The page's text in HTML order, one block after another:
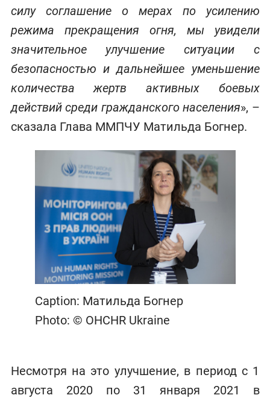
силу соглашение о мерах по усилению
режима прекращения огня, мы увидели
значительное улучшение ситуации с
безопасностью и дальнейшее уменьшение
количества жертв активных боевых
действий среди гражданского населения», –
сказала Глава ММПЧУ Матильда Богнер.
Caption: Матильда Богнер
Photo: © OHCHR Ukraine
Несмотря на это улучшение, в период с 1
августа 2020 по 31 января 2021 в